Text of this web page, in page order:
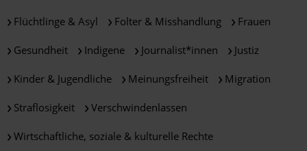
Flüchtlinge & Asyl Folter & Misshandlung Frauen
Gesundheit Indigene Journalist*innen Justiz
Kinder & Jugendliche Meinungsfreiheit Migration
Straflosigkeit Verschwindenlassen
Wirtschaftliche, soziale & kulturelle Rechte